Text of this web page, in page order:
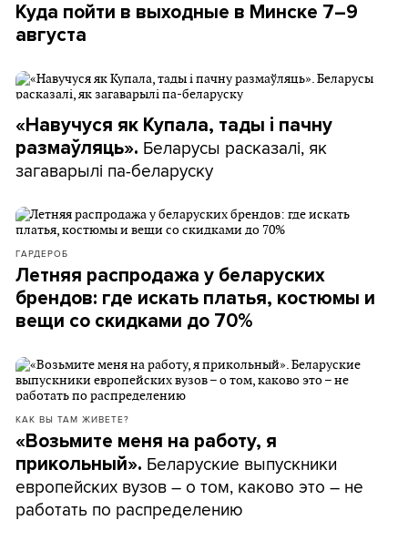
Куда пойти в выходные в Минске 7–9
августа
«Навучуся як Купала, тады і пачну
размаўляць». Беларусы расказалі, як
загаварылі па-беларуску
ГАРДЕРОБ
Летняя распродажа у беларуских
брендов: где искать платья, костюмы и
вещи со скидками до 70%
КАК ВЫ ТАМ ЖИВЕТЕ?
«Возьмите меня на работу, я
прикольный». Беларуские выпускники
европейских вузов – о том, каково это – не
работать по распределению